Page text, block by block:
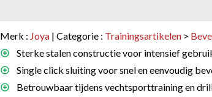
Merk : Joya | Categorie : Trainingsartikelen >
Sterke stalen constructie voor intensief
Single click sluiting voor snel en eenvoudig
Betrouwbaar tijdens vechtsporttraining en